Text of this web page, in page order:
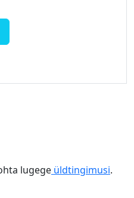
lugege üldtingimusi.